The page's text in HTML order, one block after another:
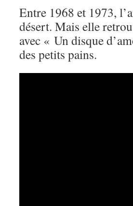
Entre 1968 et 1973,
désert. Mais elle
avec « Un disque
des petits pains.